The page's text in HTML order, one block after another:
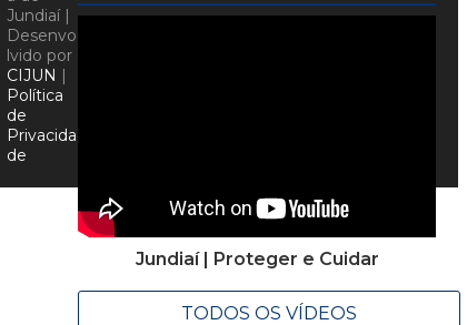
Jundiaí | Proteger e Cuidar
TODOS OS VÍDEOS
Jundiaí |
Desenvo
lvido por
CIJUN |
Política
de
Privacida
de